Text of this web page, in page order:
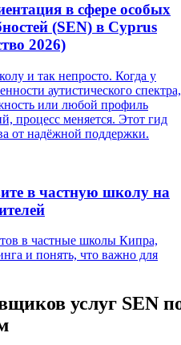
в сфере особых
(SEN) в Cyprus
2026)
и так непросто. Когда у
аутистического спектра,
или любой профиль
процесс меняется. Этот гид
от надёжной поддержки.
в частную школу на
в частные школы Кипра,
и понять, что важно для
услуг SEN